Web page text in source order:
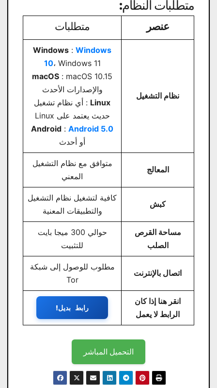
متطلبات النظام:
عنصر متطلبات
نظام التشغيل
Windows : Windows
10، Windows 11
macOS : macOS 10.15
والإصدارات الأحدث
Linux : أي نظام تشغيل
حديث يعتمد على Linux
Android : Android 5.0
أو أحدث
المعالج
متوافق مع نظام التشغيل
المعني
كبش
كافية لتشغيل نظام التشغيل
والتطبيقات المعنية
مساحة القرص
الصلب
حوالي 300 ميجا بايت
للتثبيت
اتصال بالإنترنت
مطلوب للوصول إلى شبكة
Tor
انقر هنا إذا كان
الرابط لا يعمل
رابط بديل!
التحميل المباشر